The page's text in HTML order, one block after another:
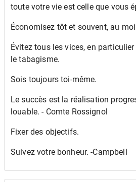
toute votre vie est celle que vous
Économisez tôt et souvent, au
Évitez tous les vices, en
le tabagisme.
Sois toujours toi-même.
Le succès est la réalisation
louable. - Comte Rossignol
Fixer des objectifs.
Suivez votre bonheur. -Campbell